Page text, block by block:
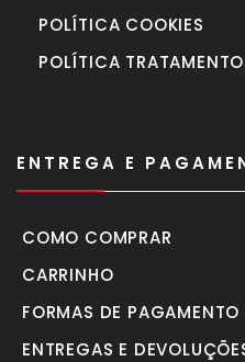
POLÍTICA COOKIES
POLÍTICA
ENTREGA E
COMO COMPRAR
CARRINHO
FORMAS DE PAGAMENTO
ENTREGAS E